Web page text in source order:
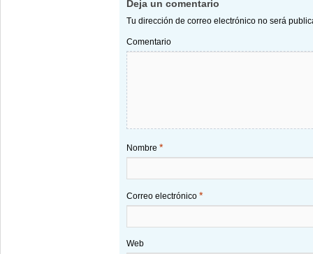
Deja un comentario
Tu dirección de correo electrónico no será
Comentario
Nombre *
Correo electrónico *
Web